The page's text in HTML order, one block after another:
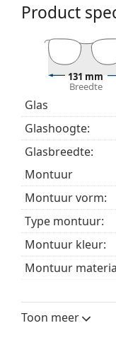
Wij leveren
Het
modellen
Bekijk het
bij het kiezen.
Het is een
Product
131 mm
Breedte
Glas
Glashoogte:
Glasbreedte:
montuur
Montuur vorm:
Type montuur:
Montuur kleur:
Montuur
Breedte:
Toon meer